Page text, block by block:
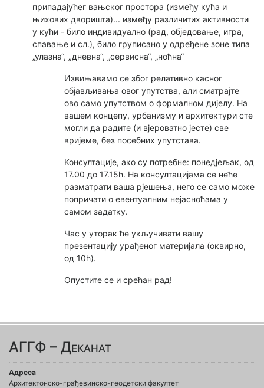
припадајућег вањског простора (између кућа и
њихових дворишта)... између различитих активности
у кући - било индивидуално (рад, обједовање, игра,
спавање и сл.), било груписано у одређене зоне типа
„улазна“, „дневна“, „сервисна“, „ноћна“
Извињавамо се због релативно касног
објављивања овог упутства, али сматрајте
ово само упутством о формалном дијелу. На
вашем концепу, урбанизму и архитектури сте
могли да радите (и вјероватно јесте) све
вријеме, без посебних упутстава.
Консултације, ако су потребне: понедјељак, од
17.00 до 17.15h. На консултацијама се неће
разматрати ваша рјешења, него се само може
попричати о евентуалним нејасноћама у
самом задатку.
Час у уторак ће укључивати вашу
презентацију урађеног материјала (оквирно,
од 10h).
Опустите се и срећан рад!
АГГФ – Деканат
Адреса
Архитектонско-грађевинско-геодетски факултет